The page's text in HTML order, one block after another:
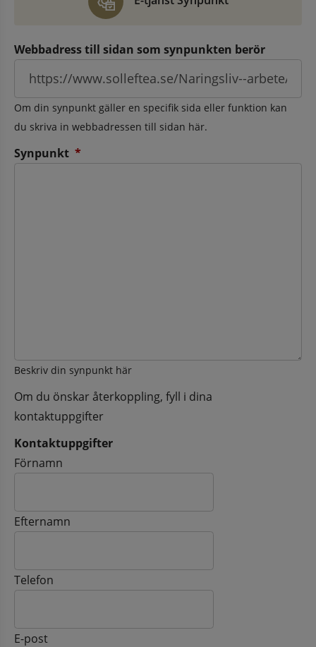
Webbadress till sidan som synpunkten berör
Om din synpunkt gäller en specifik sida eller funktion kan
du skriva in webbadressen till sidan här.
Synpunkt *
Beskriv din synpunkt här
Om du önskar återkoppling, fyll i dina
kontaktuppgifter
Kontaktuppgifter
Kontaktuppgifter
Förnamn
Efternamn
Telefon
E-post